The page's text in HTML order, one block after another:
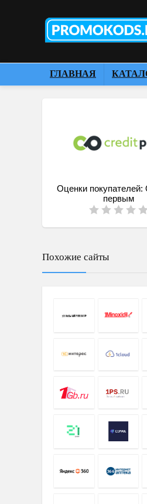
ГЛАВНАЯ
Оценки покупателей:
первым
Похожие сайты